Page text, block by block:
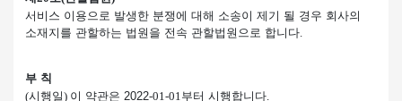
서비스 이용으로 발생한 분쟁에 대해 소송이 제기 될 경우 회사의
소재지를 관할하는 법원을 전속 관할법원으로 합니다.
부 칙
(시행일) 이 약관은 2022-01-01부터 시행합니다.